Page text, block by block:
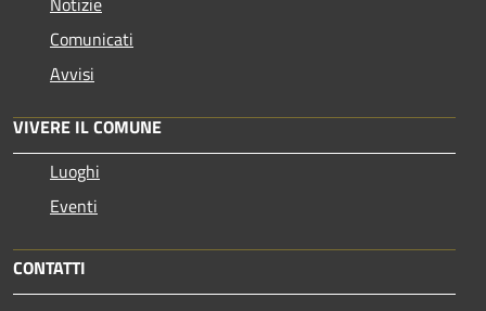
Comunicati
Avvisi
VIVERE IL COMUNE
Luoghi
Eventi
CONTATTI